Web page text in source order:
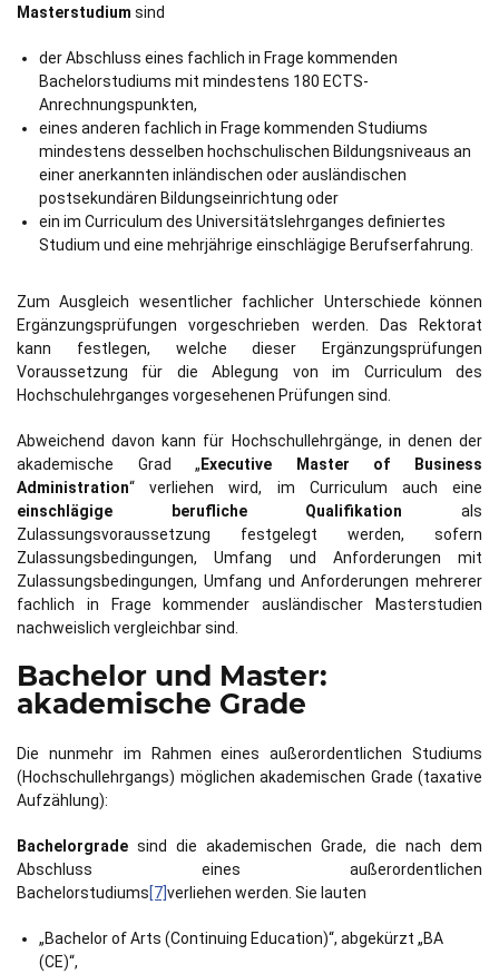
Masterstudium sind
der Abschluss eines fachlich in Frage kommenden
Bachelorstudiums mit mindestens 180 ECTS-
Anrechnungspunkten,
eines anderen fachlich in Frage kommenden Studiums
mindestens desselben hochschulischen Bildungsniveaus an
einer anerkannten inländischen oder ausländischen
postsekundären Bildungseinrichtung oder
ein im Curriculum des Universitätslehrganges definiertes
Studium und eine mehrjährige einschlägige Berufserfahrung.
Zum Ausgleich wesentlicher fachlicher Unterschiede können
Ergänzungsprüfungen vorgeschrieben werden. Das Rektorat
kann festlegen, welche dieser Ergänzungsprüfungen
Voraussetzung für die Ablegung von im Curriculum des
Hochschulehrganges vorgesehenen Prüfungen sind.
Abweichend davon kann für Hochschullehrgänge, in denen der
akademische Grad „ Executive Master of Business
Administration“ verliehen wird, im Curriculum auch eine
einschlägige berufliche Qualifikation als
Zulassungsvoraussetzung festgelegt werden, sofern
Zulassungsbedingungen, Umfang und Anforderungen mit
Zulassungsbedingungen, Umfang und Anforderungen mehrerer
fachlich in Frage kommender ausländischer Masterstudien
nachweislich vergleichbar sind.
Bachelor und Master:
akademische Grade
Die nunmehr im Rahmen eines außerordentlichen Studiums
(Hochschullehrgangs) möglichen akademischen Grade (taxative
Aufzählung):
Bachelorgrade sind
die akademischen Grade, die nach dem
Abschluss eines außerordentlichen
Bachelorstudiums[7] verliehen werden. Sie lauten
„Bachelor of Arts (Continuing Education)“, abgekürzt „BA
(CE)“,